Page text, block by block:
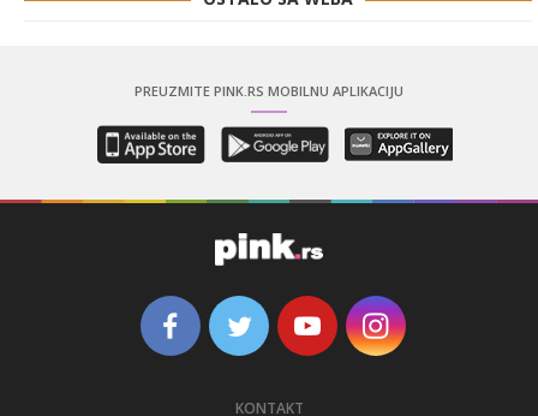
PREUZMITE PINK.RS MOBILNU APLIKACIJU
KONTAKT